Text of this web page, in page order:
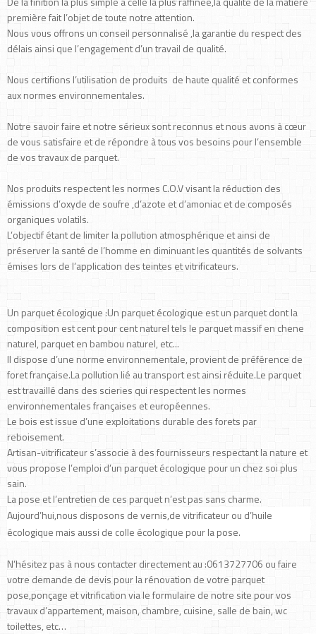
première fait l’objet de toute notre attention.
Nous vous offrons un conseil personnalisé ,la garantie du respect des
délais ainsi que l’engagement d’un travail de qualité.
Nous certifions l’utilisation de produits de haute qualité et conformes
aux normes environnementales.
Notre savoir faire et notre sérieux sont reconnus et nous avons à cœur
de vous satisfaire et de répondre à tous vos besoins pour l’ensemble
de vos travaux de parquet.
Nos produits respectent les normes C.O.V visant la réduction des
émissions d’oxyde de soufre ,d’azote et d’amoniac et de composés
organiques volatils.
L’objectif étant de limiter la pollution atmosphérique et ainsi de
préserver la santé de l’homme en diminuant les quantités de solvants
émises lors de l’application des teintes et vitrificateurs.
Un parquet écologique :Un parquet écologique est un parquet dont la
composition est cent pour cent naturel tels le parquet massif en chene
naturel, parquet en bambou naturel, etc...
Il dispose d’une norme environnementale, provient de préférence de
foret française.La pollution lié au transport est ainsi réduite.Le parquet
est travaillé dans des scieries qui respectent les normes
environnementales françaises et européennes.
Le bois est issue d’une exploitations durable des forets par
reboisement.
Artisan-vitrificateur s’associe à des fournisseurs respectant la nature et
vous propose l’emploi d’un parquet écologique pour un chez soi plus
sain.
La pose et l’entretien de ces parquet n’est pas sans charme.
Aujourd’hui,nous disposons de vernis,de vitrificateur ou d’huile
écologique mais aussi de colle écologique pour la pose.
N’hésitez pas à nous contacter directement au :0613727706 ou faire
votre demande de devis pour la rénovation de votre parquet
pose,ponçage et vitrification via le formulaire de notre site pour vos
travaux d’appartement, maison, chambre, cuisine, salle de bain, wc
toilettes, etc…